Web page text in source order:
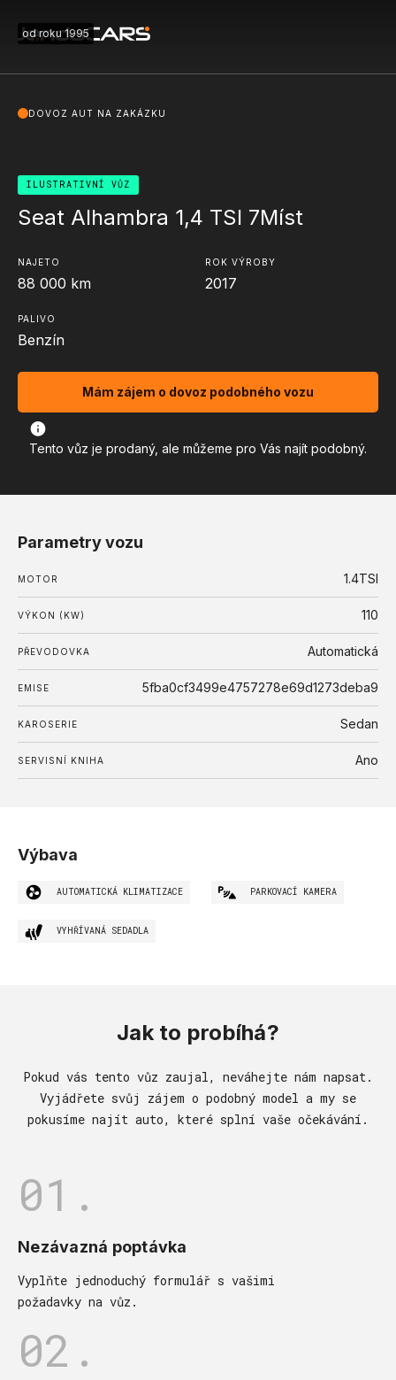
od roku 1995
Seat Alhambra 1,4 TSI 7Míst
ILUSTRATIVNÍ VŮZ
NAJETO
88 000 km
ROK VÝROBY
2017
PALIVO
Benzín
Mám zájem o dovoz podobného vozu
Tento vůz je prodaný, ale můžeme pro Vás najít podobný.
DOVOZ AUT NA ZAKÁZKU
Parametry vozu
MOTOR 1.4TSI
VÝKON (KW) 110
PŘEVODOVKA Automatická
EMISE 5fba0cf3499e4757278e69d1273deba9
KAROSERIE Sedan
SERVISNÍ KNIHA Ano
Výbava
AUTOMATICKÁ KLIMATIZACE PARKOVACÍ KAMERA
VYHŘÍVANÁ SEDADLA
Jak to probíhá?
Pokud vás tento vůz zaujal, neváhejte nám napsat.
Vyjádřete svůj zájem o podobný model a my se
pokusíme najít auto, které splní vaše očekávání.
01.
Nezávazná poptávka
Vyplňte jednoduchý formulář s vašimi
požadavky na vůz.
02.